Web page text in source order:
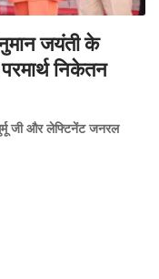
जयंती के
निकेतन
जी और लेफ्टिनेंट जनरल